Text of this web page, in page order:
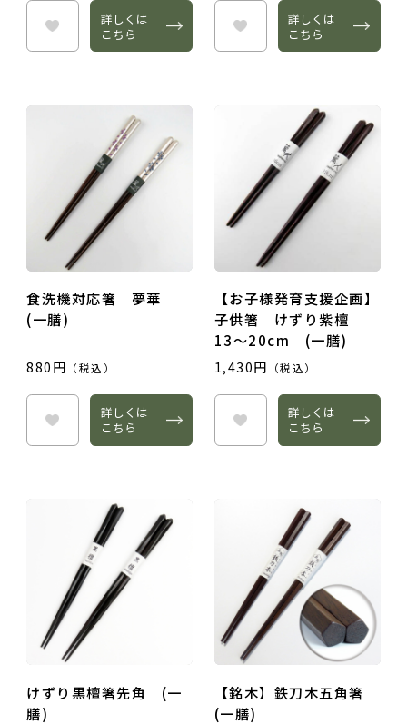
詳しくは
こちら
詳しくは
こちら
食洗機対応箸 夢華
(一膳)
880円 （税込）
詳しくは
こちら
【お子様発育支援企画】
子供箸 けずり紫檀
13～20cm (一膳)
1,430円 （税込）
詳しくは
こちら
けずり黒檀箸先角 (一
膳)
【銘木】鉄刀木五角箸
(一膳)